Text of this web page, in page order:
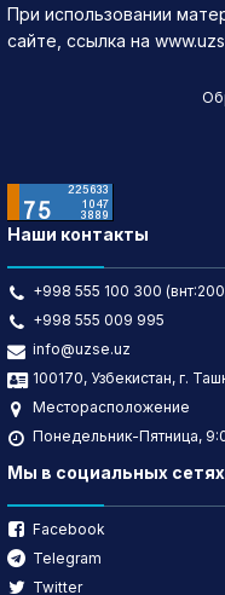
При использовании
сайте, ссылка на
Наши контакты
+998 555 100 300
+998 555 009 995
info@uzse.uz
100170, Узбекистан, г.
Месторасположение
Понедельник-Пятница,
Мы в социальных сетях
Facebook
Telegram
Twitter